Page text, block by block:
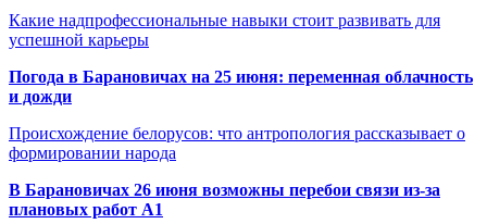
Какие надпрофессиональные навыки стоит развивать для
успешной карьеры
Погода в Барановичах на 25 июня: переменная облачность
и дожди
Происхождение белорусов: что антропология рассказывает о
формировании народа
В Барановичах 26 июня возможны перебои связи из-за
плановых работ A1